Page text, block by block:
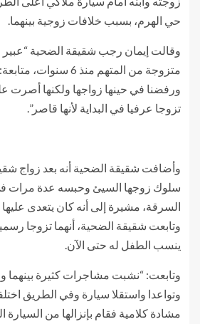
حي الهرم، بسبب خلافات زوجية بينهما.
وقالت إيمان رجب شقيقة الضحية
متزوجة من المتهم منذ 6
ورفضنا في حينها زواجها ولكنها أصرت
تزوجا عرفيا في البداية لأنها قاصر”.
وأضافت شقيقة الضحية أنه بعد زواج
سلوك زوجها السيئ وحبسه عدة مرات
السرقة، مشيرة إلى أنه كان يتعدى عليها
وتابعت شقيقة الضحية، أنهما تزوجا
ينسب الطفل له حتى الآن.
وتابعت: “نشبت مشاجرات كثيرة بينهما
وتواعدا واستقلا سيارة وفي الطريق
مشادة كلامية فقام بإنزالها من السيارة